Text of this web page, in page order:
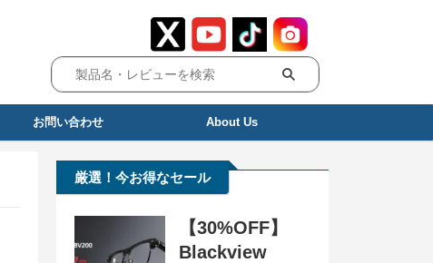
お問い合わせ About Us
厳選！今お得なセール
【30%OFF】
Blackview